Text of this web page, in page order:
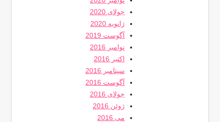
جولای 2020
ژانویه 2020
آگوست 2019
نوامبر 2016
اکتبر 2016
سپتامبر 2016
آگوست 2016
جولای 2016
ژوئن 2016
می 2016